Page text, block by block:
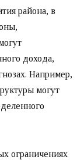
района, в
дохода,
Например,
могут
ограничениях